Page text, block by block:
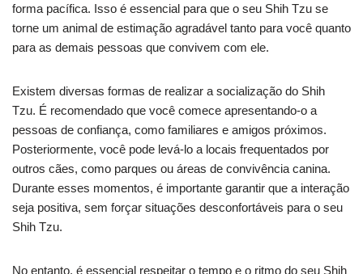
forma pacífica. Isso é essencial para que o seu Shih Tzu se
torne um animal de estimação agradável tanto para você quanto
para as demais pessoas que convivem com ele.
Existem diversas formas de realizar a socialização do Shih
Tzu. É recomendado que você comece apresentando-o a
pessoas de confiança, como familiares e amigos próximos.
Posteriormente, você pode levá-lo a locais frequentados por
outros cães, como parques ou áreas de convivência canina.
Durante esses momentos, é importante garantir que a interação
seja positiva, sem forçar situações desconfortáveis para o seu
Shih Tzu.
No entanto, é essencial respeitar o tempo e o ritmo do seu Shih